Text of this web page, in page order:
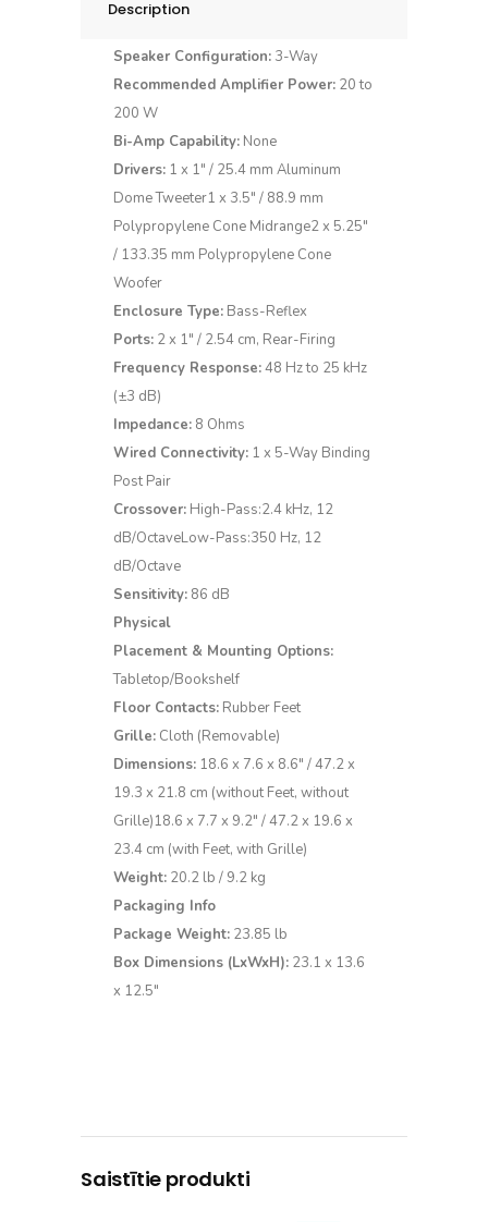
Description
Speaker Configuration: 3-Way
Recommended Amplifier Power: 20 to
200 W
Bi-Amp Capability: None
Drivers: 1 x 1″ / 25.4 mm Aluminum
Dome Tweeter1 x 3.5″ / 88.9 mm
Polypropylene Cone Midrange2 x 5.25″
/ 133.35 mm Polypropylene Cone
Woofer
Enclosure Type: Bass-Reflex
Ports: 2 x 1″ / 2.54 cm, Rear-Firing
Frequency Response:48 Hz to 25 kHz
(±3 dB)
Impedance: 8 Ohms
Wired Connectivity: 1 x 5-Way Binding
Post Pair
Crossover: High-Pass:2.4 kHz, 12
dB/OctaveLow-Pass:350 Hz, 12
dB/Octave
Sensitivity: 86 dB
Physical
Placement & Mounting Options:
Tabletop/Bookshelf
Floor Contacts: Rubber Feet
Grille: Cloth (Removable)
Dimensions: 18.6 x 7.6 x 8.6″ / 47.2 x
19.3 x 21.8 cm (without Feet, without
Grille)18.6 x 7.7 x 9.2″ / 47.2 x 19.6 x
23.4 cm (with Feet, with Grille)
Weight: 20.2 lb / 9.2 kg
Packaging Info
Package Weight: 23.85 lb
Box Dimensions (LxWxH): 23.1 x 13.6
x 12.5″
Saistītie produkti